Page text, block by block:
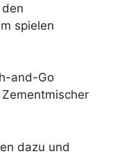
spielen
and-Go
dazu und